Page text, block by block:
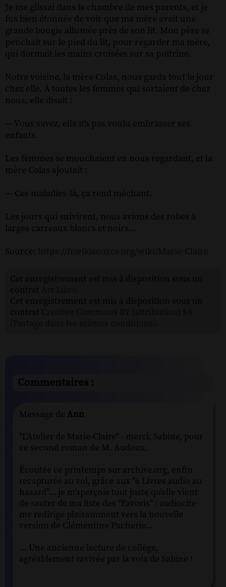
Je me glissai dans la chambre de mes parents, et je
fus bien étonnée de voir que ma mère avait une
grande bougie allumée près de son lit. Mon père se
penchait sur le pied du lit, pour regarder ma mère,
qui dormait les mains croisées sur sa poitrine.
Notre voisine, la mère Colas, nous garda tout le jour
chez elle. À toutes les femmes qui sortaient de chez
nous, elle disait :
— Vous savez, elle n'a pas voulu embrasser ses
enfants.
Les femmes se mouchaient en nous regardant, et la
mère Colas ajoutait :
— Ces maladies-là, ça rend méchant.
Les jours qui suivirent, nous avions des robes à
larges carreaux blancs et noirs...
Source:
Commentaires :
Message de Ann
"L'Atelier de Marie-Claire" - merci, Sabine, pour
ce second roman de M. Audoux.
Écoutée ce printemps sur archive.org, enfin
recapturée au vol, grâce aux "6 Livres audio au
hasard"... je m'aperçois tout juste qu'elle vient
de sauter de ma liste des "Favoris" : audiocite
me redirige plaisamment vers la nouvelle
version de Clémentine Pacherie...
... Une ancienne lecture de collège,
agréablement ravivée par la voix de Sabine !